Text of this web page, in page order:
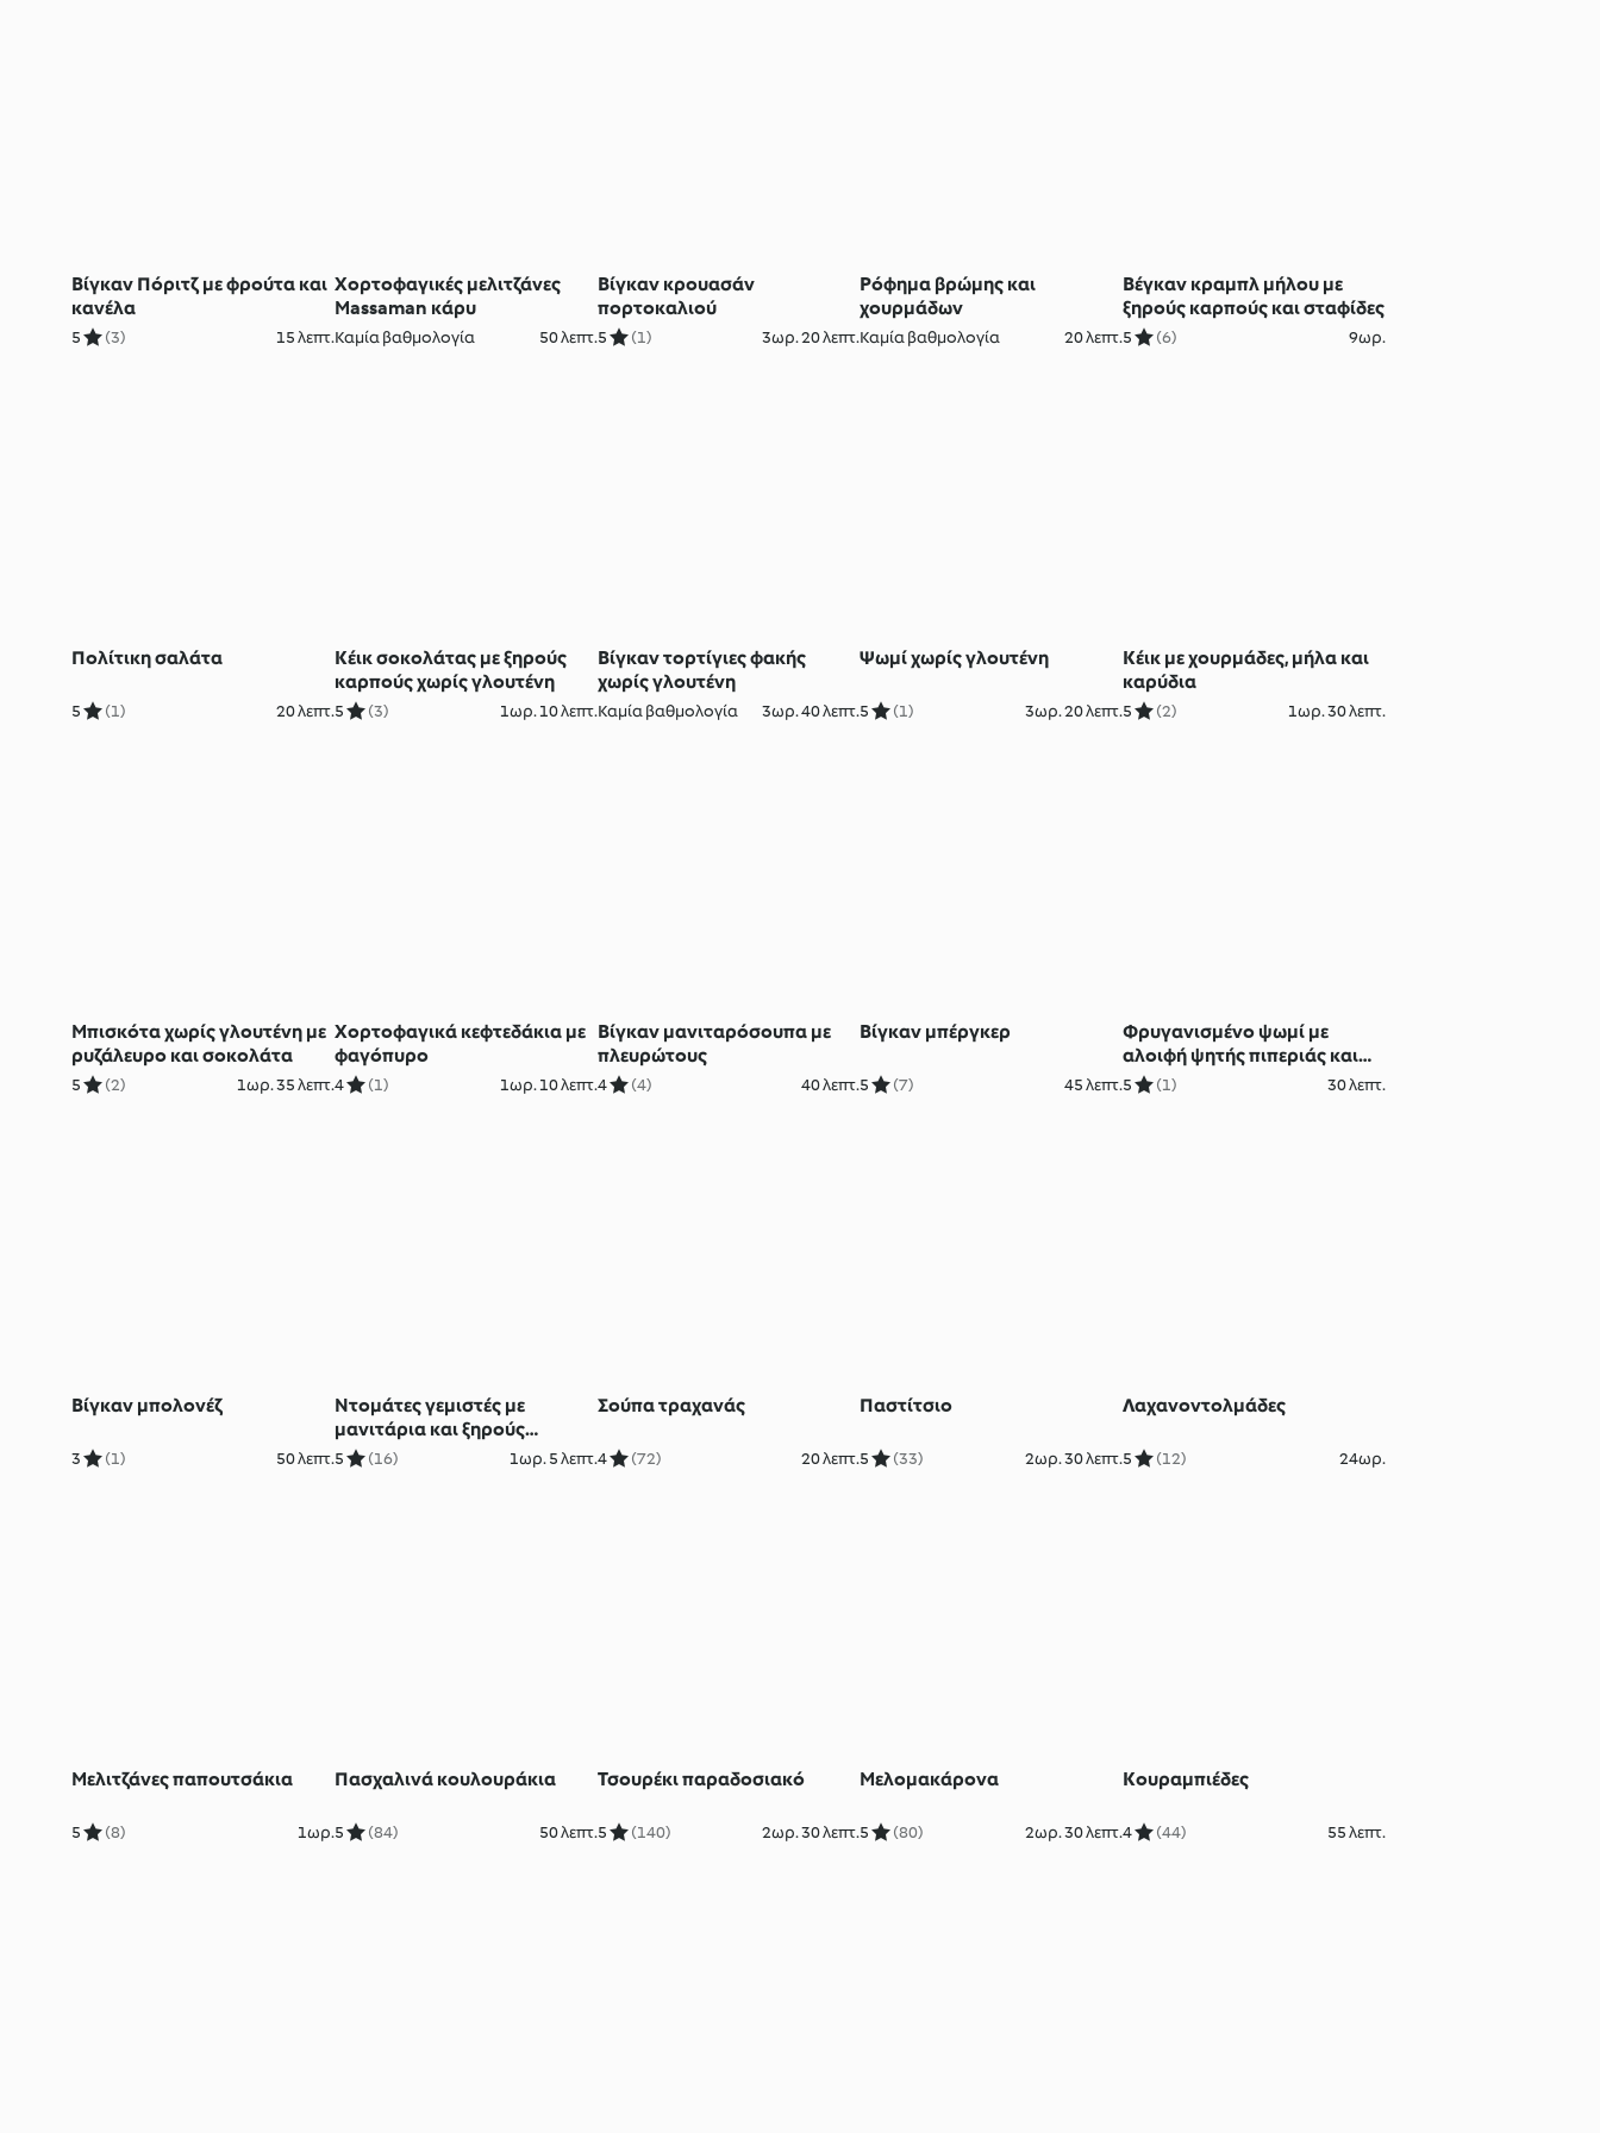
Βίγκαν Πόριτζ με φρούτα και
κανέλα
5 (3) 15 λεπτ.
Χορτοφαγικές μελιτζάνες
Massaman κάρυ
Καμία βαθμολογία 50 λεπτ.
Βίγκαν κρουασάν
πορτοκαλιού
5 (1) 3ωρ. 20 λεπτ.
Ρόφημα βρώμης και
χουρμάδων
Καμία βαθμολογία 20 λεπτ.
Βέγκαν κραμπλ μήλου με
ξηρούς καρπούς και σταφίδες
5 (6) 9ωρ.
Πολίτικη σαλάτα
5 (1) 20 λεπτ.
Κέικ σοκολάτας με ξηρούς
καρπούς χωρίς γλουτένη
5 (3) 1ωρ. 10 λεπτ.
Βίγκαν τορτίγιες φακής
χωρίς γλουτένη
Καμία βαθμολογία 3ωρ. 40 λεπτ.
Ψωμί χωρίς γλουτένη
5 (1) 3ωρ. 20 λεπτ.
Κέικ με χουρμάδες, μήλα και
καρύδια
5 (2) 1ωρ. 30 λεπτ.
Μπισκότα χωρίς γλουτένη με
ρυζάλευρο και σοκολάτα
5 (2) 1ωρ. 35 λεπτ.
Χορτοφαγικά κεφτεδάκια με
φαγόπυρο
4 (1) 1ωρ. 10 λεπτ.
Βίγκαν μανιταρόσουπα με
πλευρώτους
4 (4) 40 λεπτ.
Βίγκαν μπέργκερ
5 (7) 45 λεπτ.
Φρυγανισμένο ψωμί με
αλοιφή ψητής πιπεριάς και
κάσιους
5 (1) 30 λεπτ.
Βίγκαν μπολονέζ
3 (1) 50 λεπτ.
Ντομάτες γεμιστές με
μανιτάρια και ξηρούς
καρπούς
5 (16) 1ωρ. 5 λεπτ.
Σούπα τραχανάς
4 (72) 20 λεπτ.
Παστίτσιο
5 (33) 2ωρ. 30 λεπτ.
Λαχανοντολμάδες
5 (12) 24ωρ.
Μελιτζάνες παπουτσάκια
5 (8) 1ωρ.
Πασχαλινά κουλουράκια
5 (84) 50 λεπτ.
Τσουρέκι παραδοσιακό
5 (140) 2ωρ. 30 λεπτ.
Μελομακάρονα
5 (80) 2ωρ. 30 λεπτ.
Κουραμπιέδες
4 (44) 55 λεπτ.